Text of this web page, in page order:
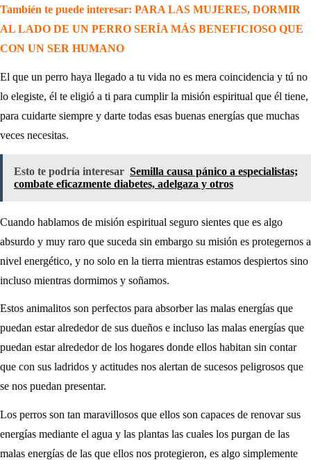
También te puede interesar: PARA LAS MUJERES, DORMIR
AL LADO DE UN PERRO SERÍA MÁS BENEFICIOSO QUE
CON UN SER HUMANO
El que un perro haya llegado a tu vida no es mera coincidencia y tú no
lo elegiste, él te eligió a ti para cumplir la misión espiritual que él tiene,
para cuidarte siempre y darte todas esas buenas energías que muchas
veces necesitas.
Esto te podría interesar Semilla causa pánico a especialistas;
combate eficazmente diabetes, adelgaza y otros
Cuando hablamos de misión espiritual seguro sientes que es algo
absurdo y muy raro que suceda sin embargo su misión es protegernos a
nivel energético, y no solo en la tierra mientras estamos despiertos sino
incluso mientras dormimos y soñamos.
Estos animalitos son perfectos para absorber las malas energías que
puedan estar alrededor de sus dueños e incluso las malas energías que
puedan estar alrededor de los hogares donde ellos habitan sin contar
que con sus ladridos y actitudes nos alertan de sucesos peligrosos que
se nos puedan presentar.
Los perros son tan maravillosos que ellos son capaces de renovar sus
energías mediante el agua y las plantas las cuales los purgan de las
malas energías de las que ellos nos protegieron, es algo simplemente